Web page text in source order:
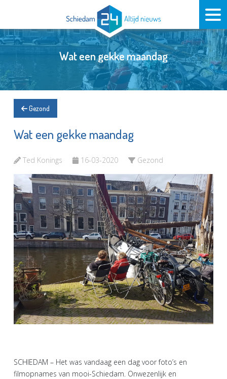
Wat een gekke maandag
Gezond
Wat een gekke maandag
Ted Konings 16-03-2020 Gezond
SCHIEDAM – Het was vandaag een dag voor foto’s en
filmopnames van mooi-Schiedam. Onwezenlijk en